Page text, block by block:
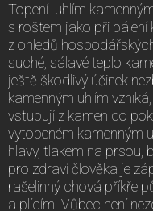
Topení uhlím
s roštem jako při pálení
z ohledů
suché, sálavé teplo
ještě škodlivý účinek
kamenným uhlím
vstupují z kamen do
vytopeném kamenným
hlavy, tlakem na prsou,
pro zdraví člověka je
rašelinný chová příkře
a plícím. Vůbec není